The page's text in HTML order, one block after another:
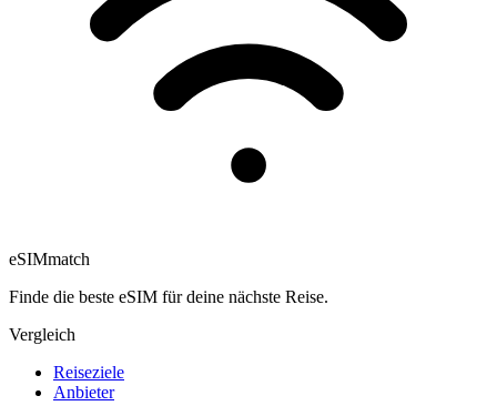
eSIMmatch
Finde die beste eSIM für deine nächste Reise.
Vergleich
Reiseziele
Anbieter